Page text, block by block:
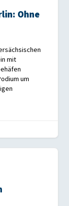
Ohne
mit
um